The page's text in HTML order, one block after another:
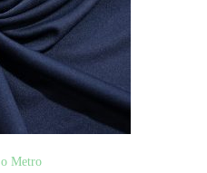
o Metro